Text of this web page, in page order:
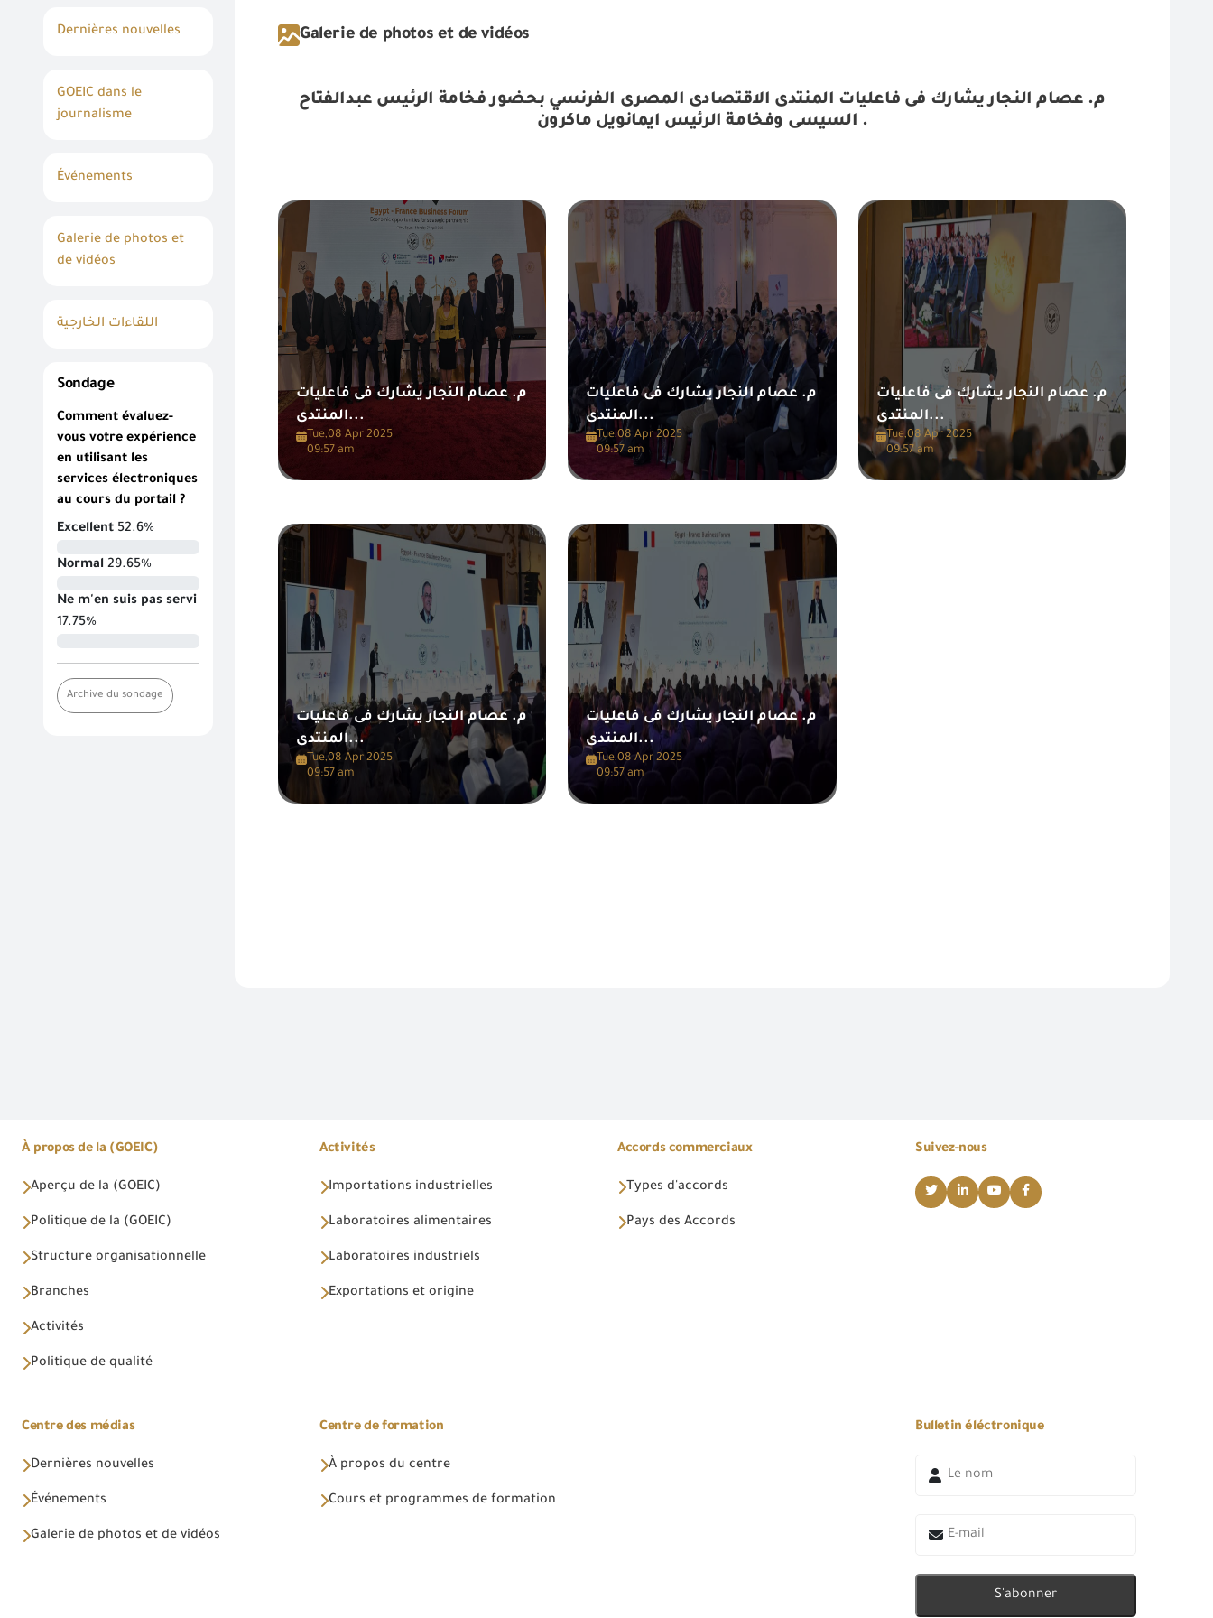
Dernières nouvelles
GOEIC dans le
journalisme
Événements
Galerie de photos et
de vidéos
اللقاءات الخارجية
Sondage
Comment évaluez-
vous votre expérience
en utilisant les
services électroniques
au cours du portail ?
Excellent 52.6%
Normal 29.65%
Ne m'en suis pas servi
17.75%
Archive du sondage
Galerie de photos et de vidéos
م. عصام النجار يشارك فى فاعليات المنتدى الاقتصادى المصرى الفرنسي بحضور فخامة الرئيس عبدالفتاح
السيسى وفخامة الرئيس ايمانويل ماكرون .
م. عصام النجار يشارك فى فاعليات
المنتدى...
Tue,08 Apr 2025
09:57 am
م. عصام النجار يشارك فى فاعليات
المنتدى...
Tue,08 Apr 2025
09:57 am
م. عصام النجار يشارك فى فاعليات
المنتدى...
Tue,08 Apr 2025
09:57 am
م. عصام النجار يشارك فى فاعليات
المنتدى...
Tue,08 Apr 2025
09:57 am
م. عصام النجار يشارك فى فاعليات
المنتدى...
Tue,08 Apr 2025
09:57 am
À propos de la (GOEIC)
Aperçu de la (GOEIC)
Politique de la (GOEIC)
Structure organisationnelle
Branches
Activités
Politique de qualité
Activités
Importations industrielles
Laboratoires alimentaires
Laboratoires industriels
Exportations et origine
Accords commerciaux
Types d'accords
Pays des Accords
Suivez-nous
Centre des médias
Dernières nouvelles
Événements
Galerie de photos et de vidéos
Centre de formation
À propos du centre
Cours et programmes de formation
Bulletin éléctronique
S'abonner